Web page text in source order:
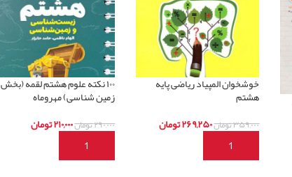
خوشخوان المپیاد ریاضی پایه
هشتم
۳۵۹,۰۰۰تومان۲۶۹,۲۵۰تومان
افزودن به سبد خرید
۱۰۰ نکته علوم هشتم لقمه (بخش
زمین شناسی) مهروماه
۲۹۰,۰۰۰تومان۲۱۰,۰۰۰تومان
افزودن به سبد خرید